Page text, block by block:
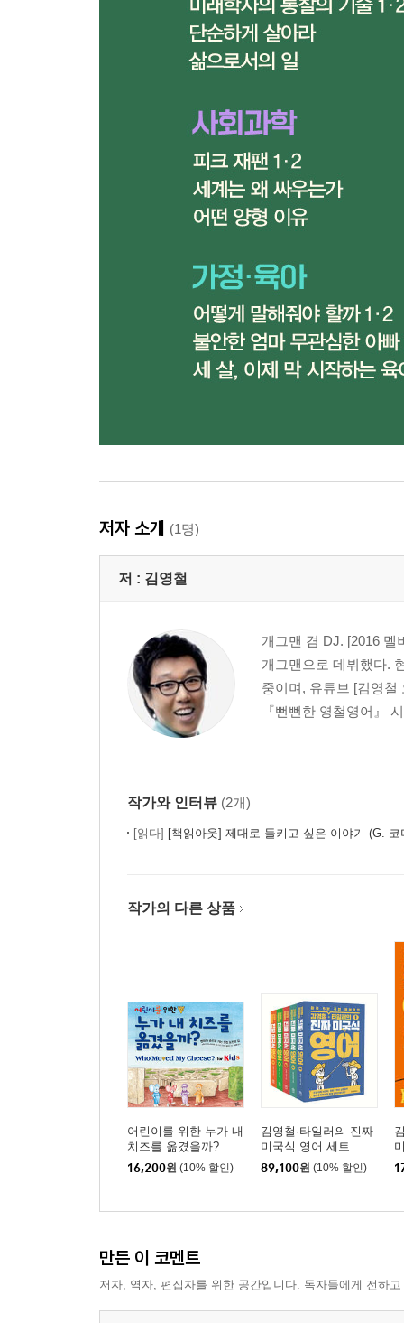
저자 소개 (1명)
저 : 김영철
개그맨 겸 DJ. [2016 멜
개그맨으로 데뷔했다.
중이며, 유튜브 [김영철
『뻔뻔한 영철영어』
작가와 인터뷰 (2개)
[읽다] [책읽아웃] 제대로 들키고 싶은 이야기 (G. 코
작가의 다른 상품
어린이를 위한 누가 내
치즈를 옮겼을까?
16,200원 (10% 할인)
김영철·타일러의 진짜
미국식 영어 세트
89,100원 (10% 할인)
만든 이 코멘트
저자, 역자, 편집자를 위한 공간입니다. 독자들에게 전하